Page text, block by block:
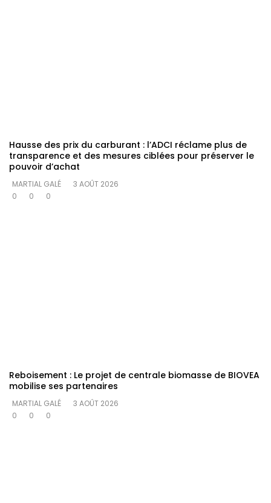
Hausse des prix du carburant : l’ADCI réclame plus de
transparence et des mesures ciblées pour préserver le
pouvoir d’achat
MARTIAL GALÉ
3 AOÛT 2026
0
0 0
Reboisement : Le projet de centrale biomasse de BIOVEA
mobilise ses partenaires
MARTIAL GALÉ
3 AOÛT 2026
0
0 0